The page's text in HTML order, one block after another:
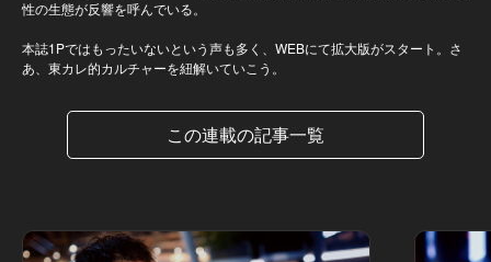
性の生態が反響を呼んでいる。
本誌1Pではもったいないという声も多く、WEBにて拡大版がスタート。さ
あ、東カレ的カルチャーを紐解いていこう。
この連載の記事一覧